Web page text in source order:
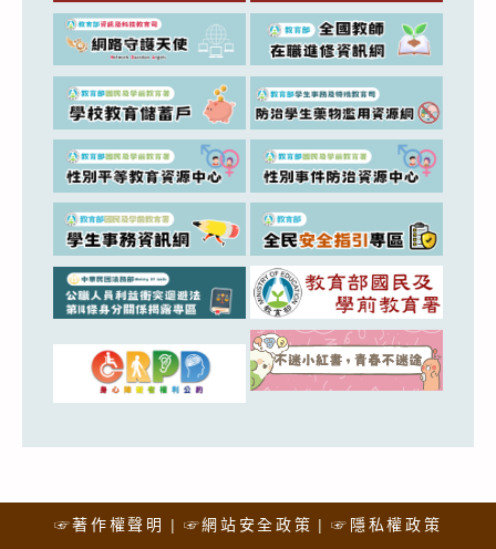
☞著作權聲明 ☞網站安全政策 ☞隱私權政策